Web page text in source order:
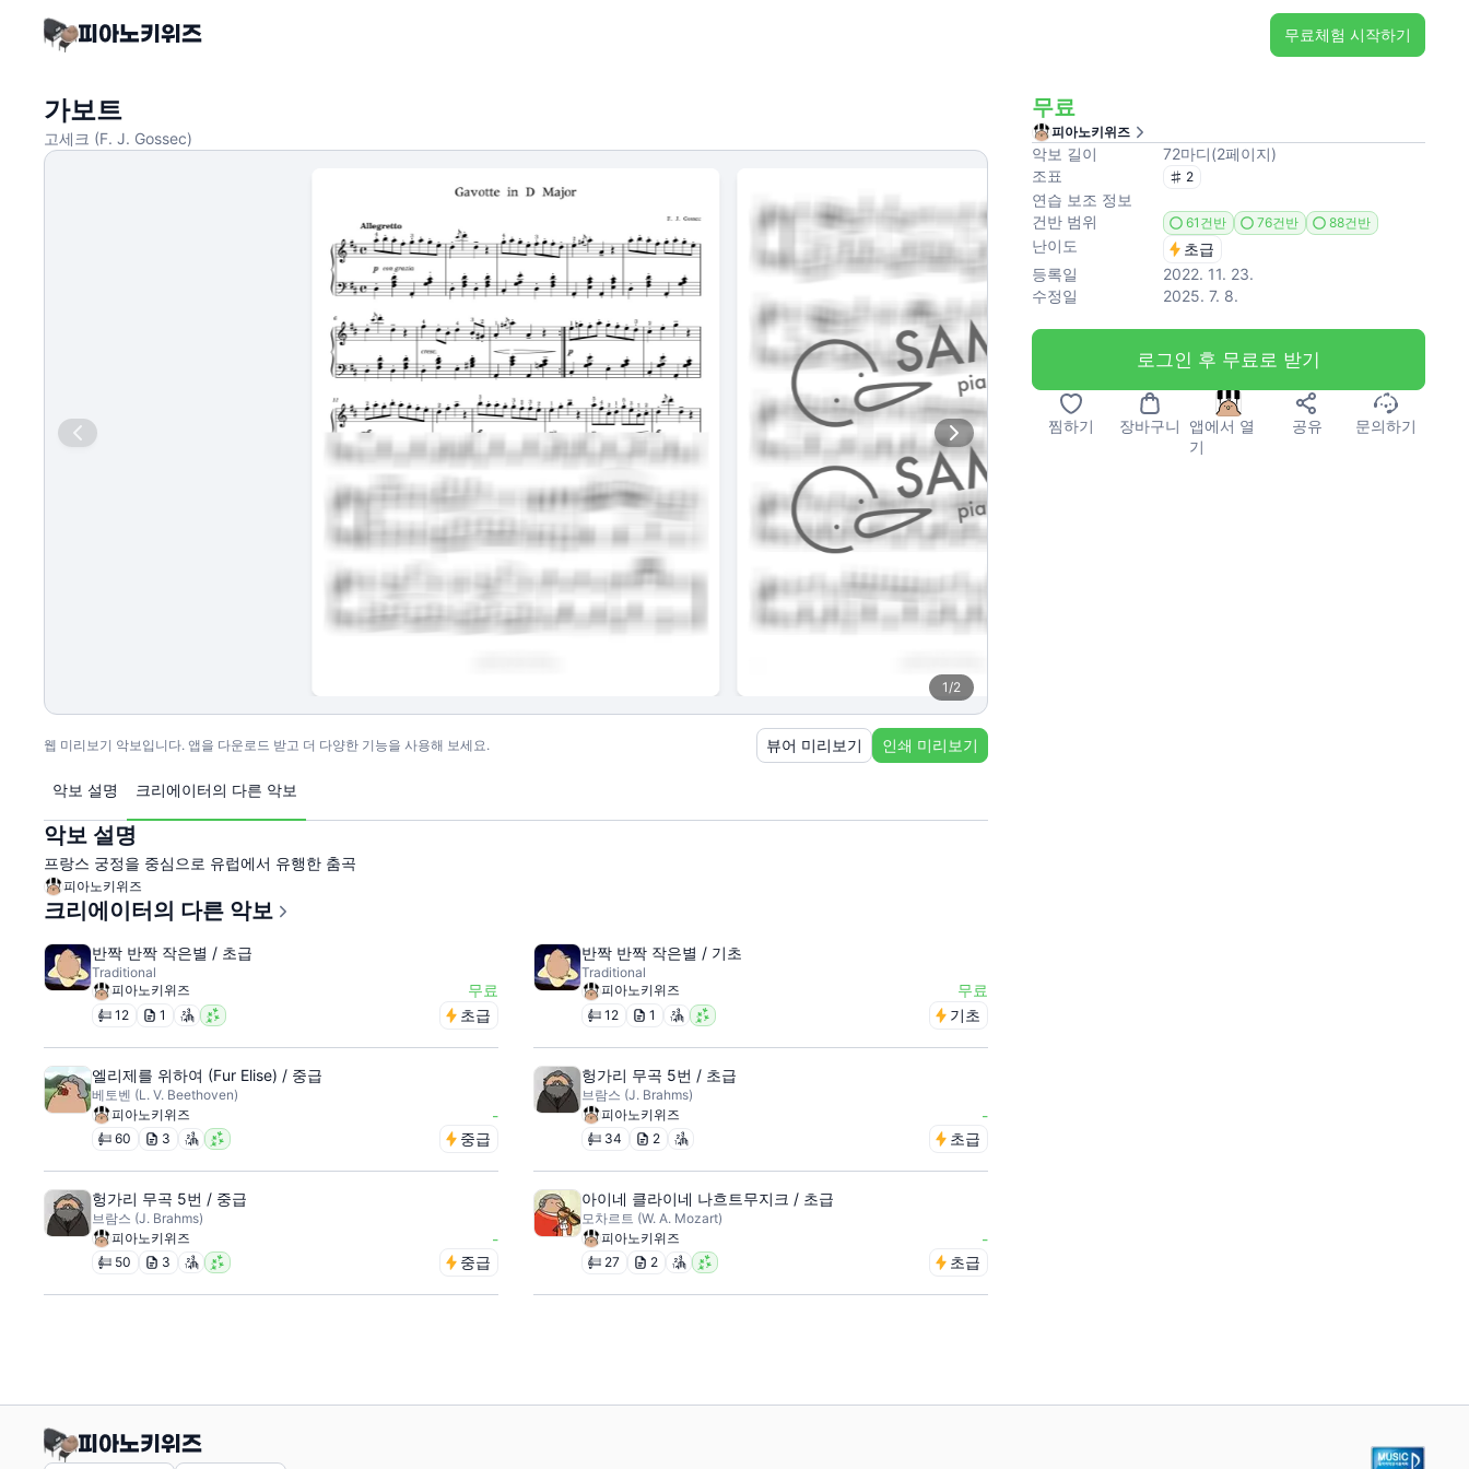
무료체험 시작하기
가보트
고세크 (F. J. Gossec)
1/2
웹 미리보기 악보입니다. 앱을 다운로드 받고 더 다양한 기능을 사용해 보세요. 뷰어 미리보기 인쇄 미리보기
악보 설명 크리에이터의 다른 악보
악보 설명
프랑스 궁정을 중심으로 유럽에서 유행한 춤곡
피아노키위즈
크리에이터의 다른 악보
반짝 반짝 작은별 / 초급
Traditional
피아노키위즈
무료
12 1 초급
반짝 반짝 작은별 / 기초
Traditional
피아노키위즈
무료
12 1 기초
엘리제를 위하여 (Fur Elise) / 중급
베토벤 (L. V. Beethoven)
피아노키위즈
-
60 3 중급
헝가리 무곡 5번 / 초급
브람스 (J. Brahms)
피아노키위즈
-
34 2 초급
헝가리 무곡 5번 / 중급
브람스 (J. Brahms)
피아노키위즈
-
50 3 중급
아이네 클라이네 나흐트무지크 / 초급
모차르트 (W. A. Mozart)
피아노키위즈
-
27 2 초급
무료
피아노키위즈
악보 길이 72마디(2페이지)
조표
2
연습 보조 정보
건반 범위
61건반 76건반 88건반
난이도
초급
등록일
2022. 11. 23.
수정일
2025. 7. 8.
로그인 후 무료로 받기
찜하기 장바구니
앱에서 열
기
공유 문의하기